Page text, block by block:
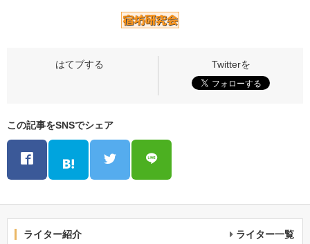
この記事をSNSでシェア
ライター紹介 ライター一覧